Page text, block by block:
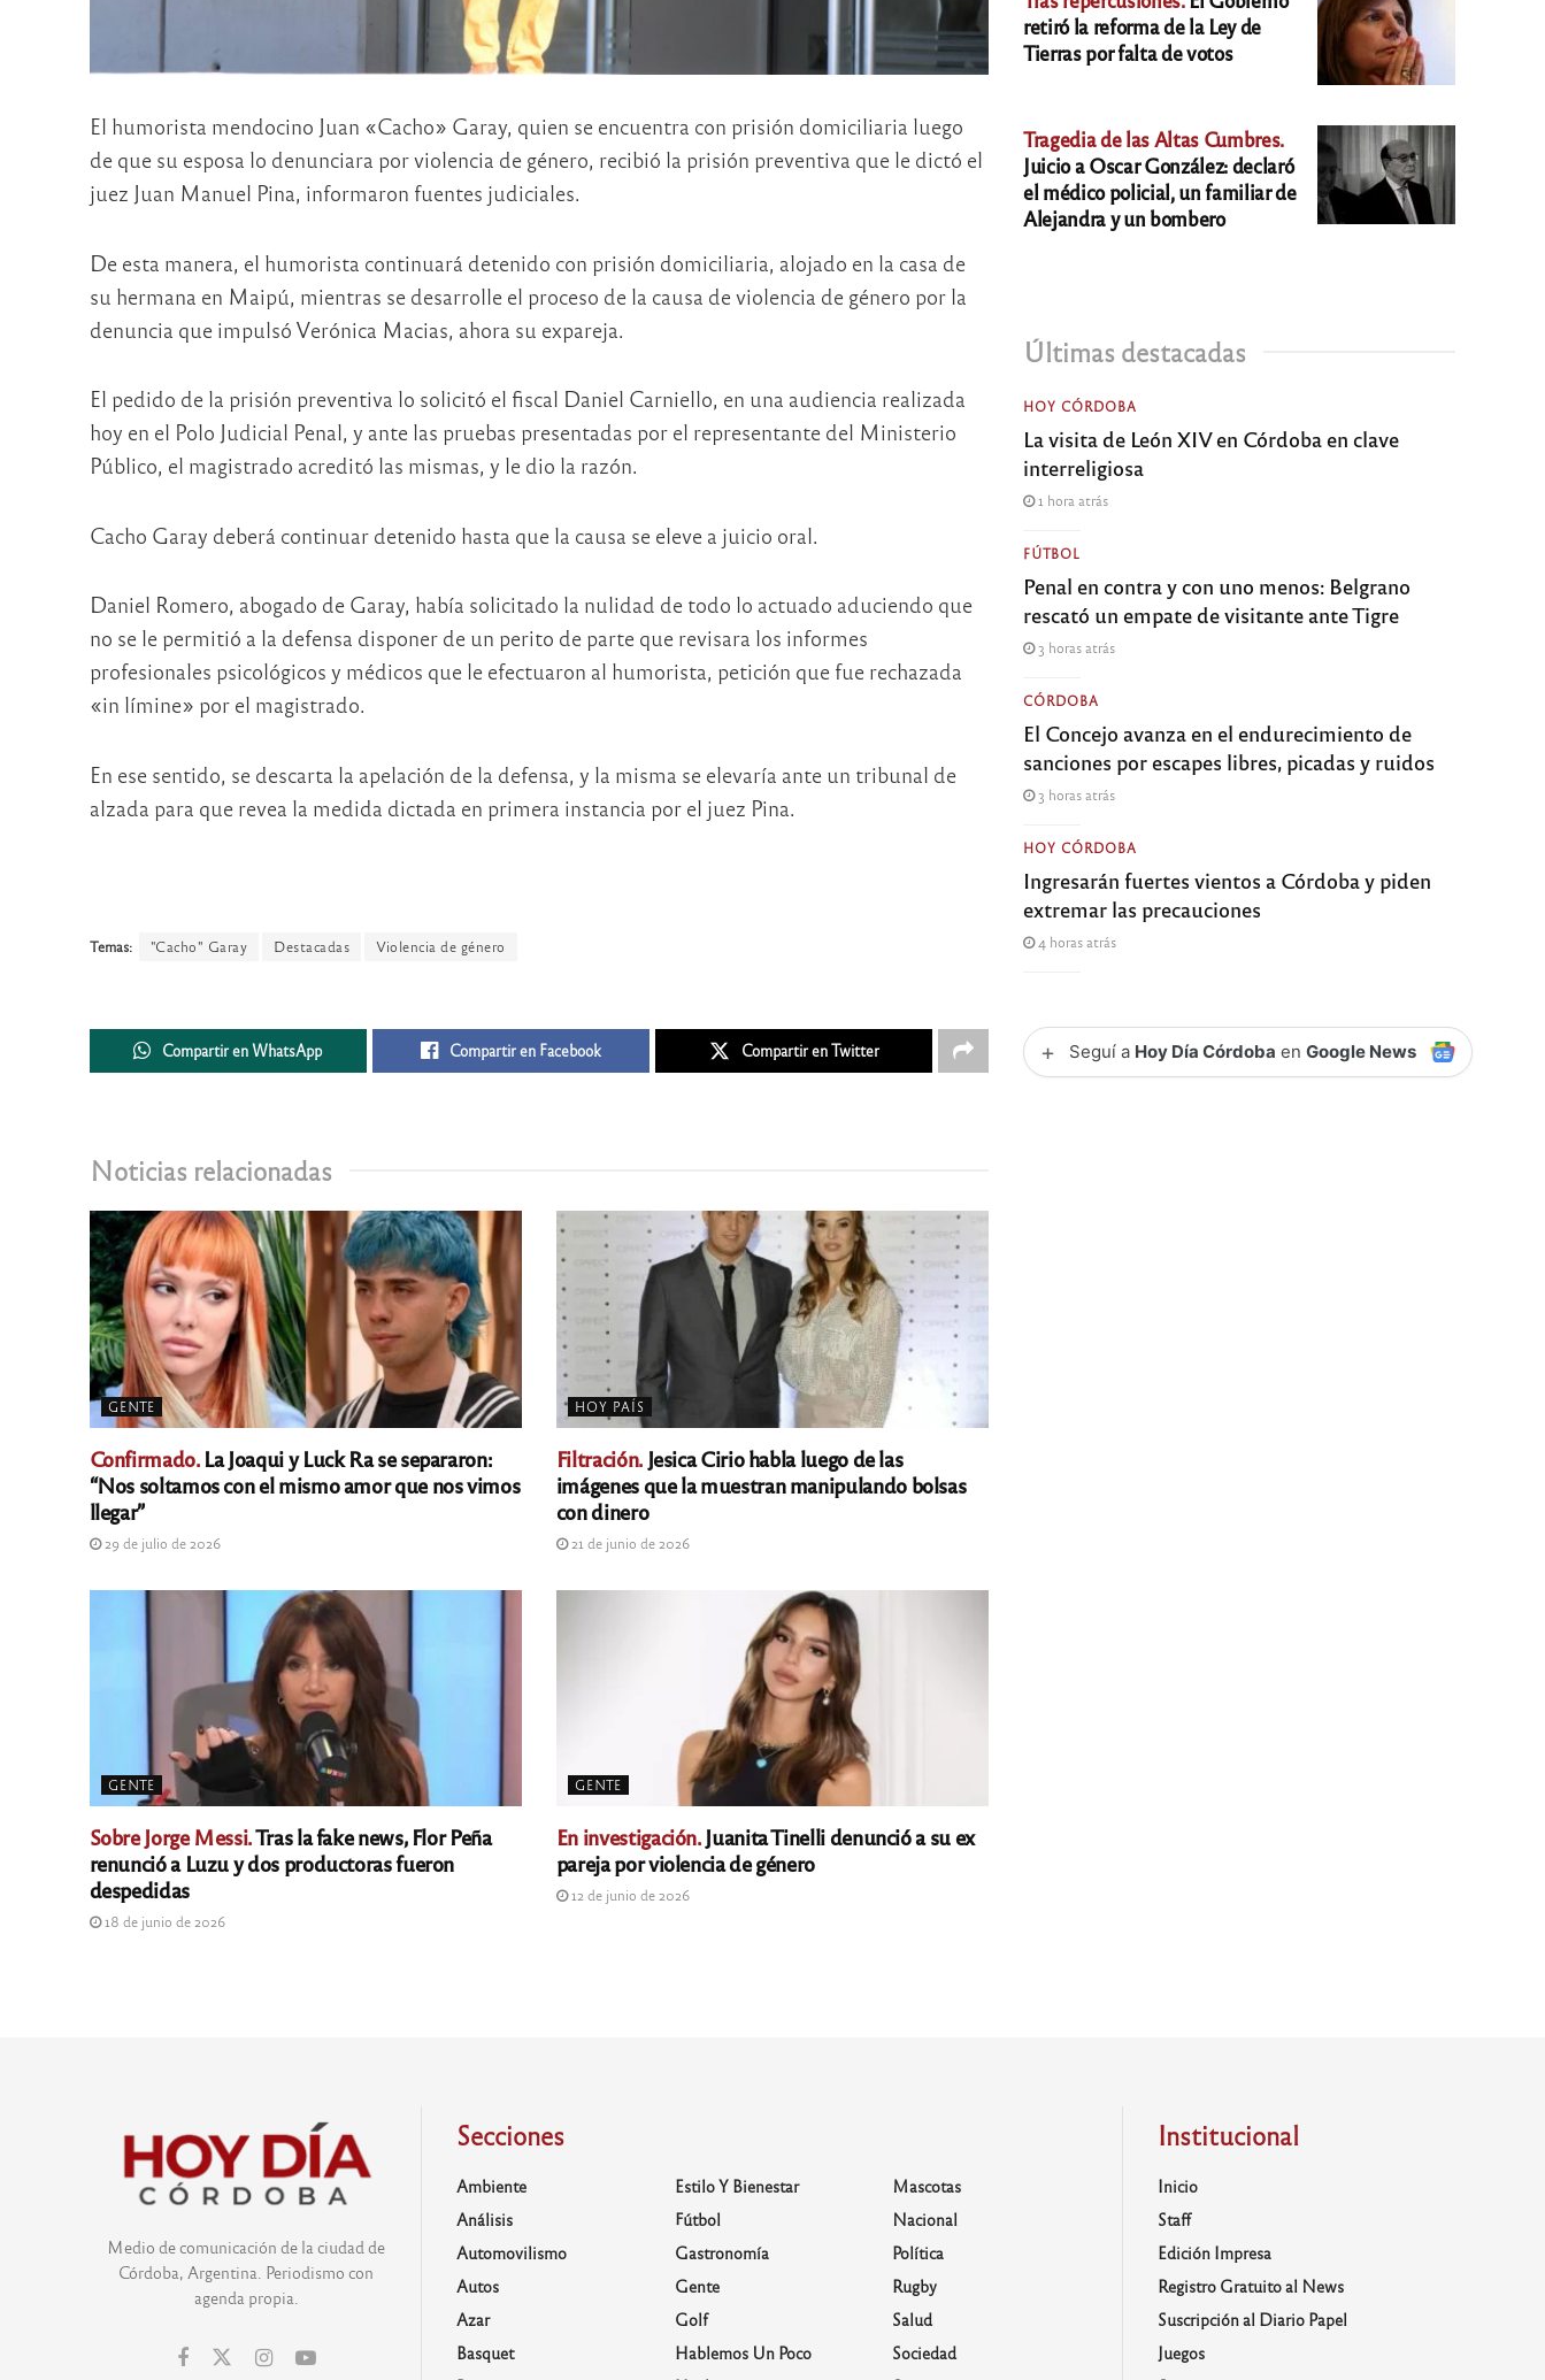
El humorista mendocino Juan «Cacho» Garay, quien se encuentra con prisión domiciliaria luego
de que su esposa lo denunciara por violencia de género, recibió la prisión preventiva que le dictó el
juez Juan Manuel Pina, informaron fuentes judiciales.
De esta manera, el humorista continuará detenido con prisión domiciliaria, alojado en la casa de
su hermana en Maipú, mientras se desarrolle el proceso de la causa de violencia de género por la
denuncia que impulsó Verónica Macias, ahora su expareja.
El pedido de la prisión preventiva lo solicitó el fiscal Daniel Carniello, en una audiencia realizada
hoy en el Polo Judicial Penal, y ante las pruebas presentadas por el representante del Ministerio
Público, el magistrado acreditó las mismas, y le dio la razón.
Cacho Garay deberá continuar detenido hasta que la causa se eleve a juicio oral.
Daniel Romero, abogado de Garay, había solicitado la nulidad de todo lo actuado aduciendo que
no se le permitió a la defensa disponer de un perito de parte que revisara los informes
profesionales psicológicos y médicos que le efectuaron al humorista, petición que fue rechazada
«in límine» por el magistrado.
En ese sentido, se descarta la apelación de la defensa, y la misma se elevaría ante un tribunal de
alzada para que revea la medida dictada en primera instancia por el juez Pina.
Temas: "Cacho" Garay Destacadas Violencia de género
Compartir en WhatsApp Compartir en Facebook Compartir en Twitter
Noticias relacionadas
GENTE
Confirmado.La Joaqui y Luck Ra se separaron:
“Nos soltamos con el mismo amor que nos vimos
llegar”
29 de julio de 2026
HOY PAÍS
Filtración.Jesica Cirio habla luego de las
imágenes que la muestran manipulando bolsas
con dinero
21 de junio de 2026
GENTE
Sobre Jorge Messi.Tras la fake news, Flor Peña
renunció a Luzu y dos productoras fueron
despedidas
18 de junio de 2026
GENTE
En investigación.Juanita Tinelli denunció a su ex
pareja por violencia de género
12 de junio de 2026
retiró la reforma de la Ley de
Tierras por falta de votos
Tragedia de las Altas Cumbres.
Juicio a Oscar González: declaró
el médico policial, un familiar de
Alejandra y un bombero
Últimas destacadas
HOY CÓRDOBA
La visita de León XIV en Córdoba en clave
interreligiosa
1 hora atrás
FÚTBOL
Penal en contra y con uno menos: Belgrano
rescató un empate de visitante ante Tigre
3 horas atrás
CÓRDOBA
El Concejo avanza en el endurecimiento de
sanciones por escapes libres, picadas y ruidos
3 horas atrás
HOY CÓRDOBA
Ingresarán fuertes vientos a Córdoba y piden
extremar las precauciones
4 horas atrás
+ Seguí a Hoy Día Córdoba enGoogle News
Medio de comunicación de la ciudad de
Córdoba, Argentina. Periodismo con
agenda propia.
Secciones
Ambiente
Análisis
Automovilismo
Autos
Azar
Basquet
Estilo Y Bienestar
Fútbol
Gastronomía
Gente
Golf
Hablemos Un Poco
Mascotas
Nacional
Política
Rugby
Salud
Sociedad
Institucional
Inicio
Staff
Edición Impresa
Registro Gratuito al News
Suscripción al Diario Papel
Juegos